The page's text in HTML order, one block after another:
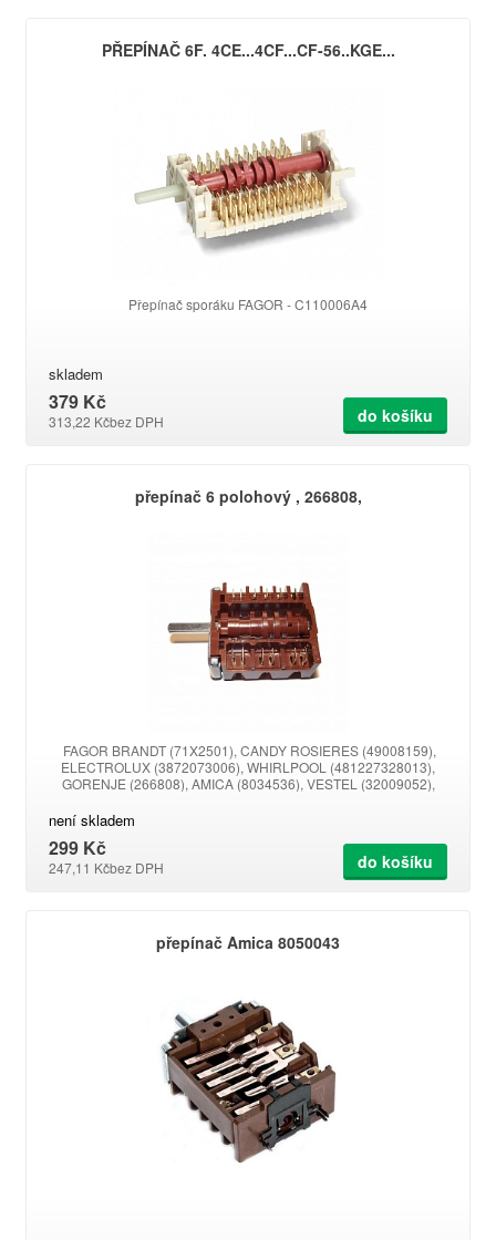
PŘEPÍNAČ 6F. 4CE...4CF...CF-56..KGE...
Přepínač sporáku FAGOR - C110006A4
skladem
379 Kč
313,22 Kčbez DPH do košíku
přepínač 6 polohový , 266808,
FAGOR BRANDT (71X2501), CANDY ROSIERES (49008159),
ELECTROLUX (3872073006), WHIRLPOOL (481227328013),
GORENJE (266808), AMICA (8034536), VESTEL (32009052),
není skladem
299 Kč
247,11 Kčbez DPH do košíku
přepínač Amica 8050043